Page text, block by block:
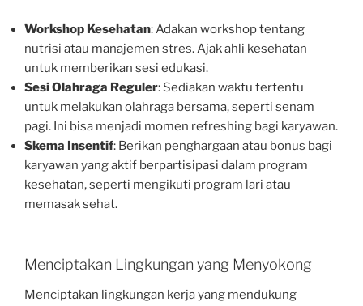
Workshop Kesehatan: Adakan workshop tentang
nutrisi atau manajemen stres. Ajak ahli kesehatan
untuk memberikan sesi edukasi.
Sesi Olahraga Reguler: Sediakan waktu tertentu
untuk melakukan olahraga bersama, seperti senam
pagi. Ini bisa menjadi momen refreshing bagi karyawan.
Skema Insentif: Berikan penghargaan atau bonus bagi
karyawan yang aktif berpartisipasi dalam program
kesehatan, seperti mengikuti program lari atau
memasak sehat.
Menciptakan Lingkungan yang Menyokong
Menciptakan lingkungan kerja yang mendukung